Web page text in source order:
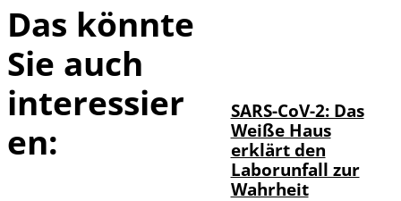
Das könnte
Sie auch
interessier
en:
SARS-CoV-2: Das
Weiße Haus
erklärt den
Laborunfall zur
Wahrheit